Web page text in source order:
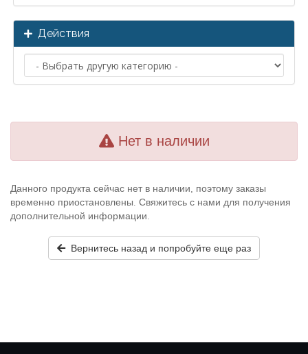
Действия
Нет в наличии
Данного продукта сейчас нет в наличии, поэтому заказы
временно приостановлены. Свяжитесь с нами для получения
дополнительной информации.
Вернитесь назад и попробуйте еще раз